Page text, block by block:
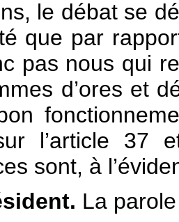
le débat se
que par
pas nous qui
d’ores et
l’article 37
sont, à
La